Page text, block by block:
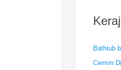
Bathtub
Cermin